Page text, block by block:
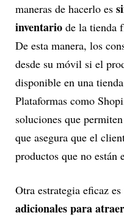
maneras de hacerlo es
inventario de la tienda
De esta manera, los
desde su móvil si el
disponible en una
Plataformas como
soluciones que permiten
que asegura que el
productos que no están
Otra estrategia eficaz es
adicionales para